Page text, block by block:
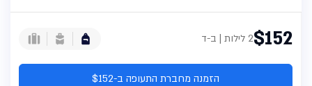
$1522 לילות | ב-ד
הזמנה מחברת התעופה ב-$152